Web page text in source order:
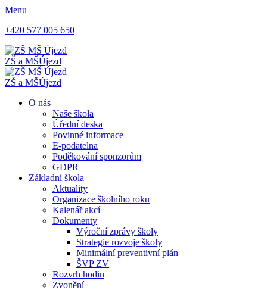
Menu
+420 577 005 650
ZŠ a MŠÚjezd
ZŠ a MŠÚjezd
O nás
Naše škola
Úřední deska
Povinné informace
E-podatelna
Poděkování sponzorům
GDPR
Základní škola
Aktuality
Organizace školního roku
Kalenář akcí
Dokumenty
Výroční zprávy školy
Strategie rozvoje školy
Minimální preventivní plán
ŠVP ZV
Rozvrh hodin
Zvonění